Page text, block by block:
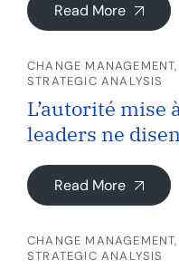
Read More
CHANGE MANAGEMENT,
STRATEGIC ANALYSIS
L’autorité mise
leaders ne
Read More
CHANGE MANAGEMENT,
STRATEGIC ANALYSIS